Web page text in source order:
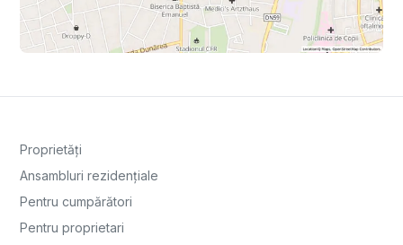
Proprietăți
Ansambluri rezidențiale
Pentru cumpărători
Pentru proprietari